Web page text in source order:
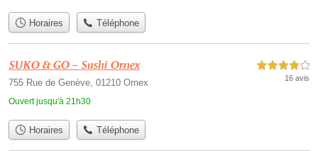
Horaires Téléphone
SUKO & GO – Sushi Ornex
755 Rue de Genève, 01210 Ornex
Ouvert jusqu'à 21h30
4,0 étoiles sur 5
16 avis
Horaires Téléphone